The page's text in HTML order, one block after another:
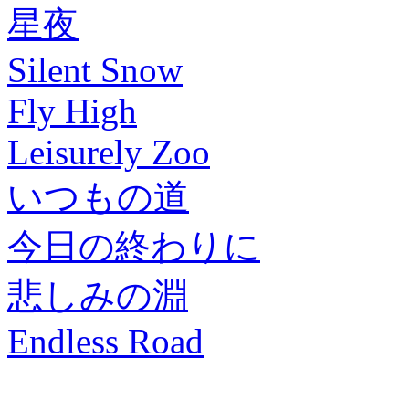
星夜
Silent Snow
Fly High
Leisurely Zoo
いつもの道
今日の終わりに
悲しみの淵
Endless Road